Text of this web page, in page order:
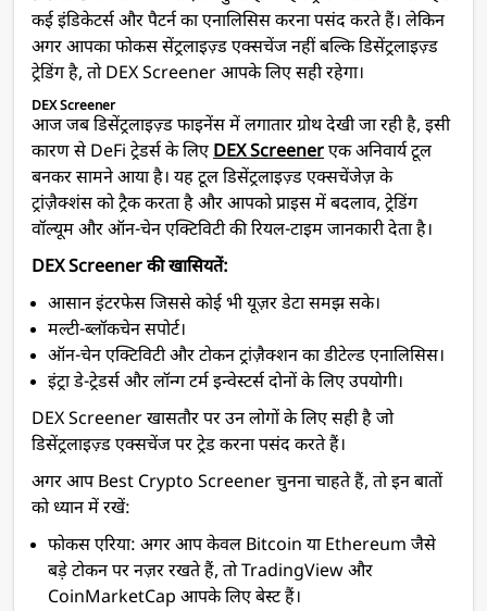
कई इंडिकेटर्स और पैटर्न का एनालिसिस करना पसंद करते हैं। लेकिन
अगर आपका फोकस सेंट्रलाइज़्ड एक्सचेंज नहीं बल्कि डिसेंट्रलाइज़्ड
ट्रेडिंग है, तो DEX Screener आपके लिए सही रहेगा।
DEX Screener
आज जब डिसेंट्रलाइज़्ड फाइनेंस में लगातार ग्रोथ देखी जा रही है, इसी
कारण से DeFi ट्रेडर्स के लिएDEX Screenerएक अनिवार्य टूल
बनकर सामने आया है। यह टूल डिसेंट्रलाइज़्ड एक्सचेंजेज़ के
ट्रांज़ैक्शंस को ट्रैक करता है और आपको प्राइस में बदलाव, ट्रेडिंग
वॉल्यूम और ऑन-चेन एक्टिविटी की रियल-टाइम जानकारी देता है।
DEX Screener की खासियतें:
आसान इंटरफेस जिससे कोई भी यूज़र डेटा समझ सके।
मल्टी-ब्लॉकचेन सपोर्ट।
ऑन-चेन एक्टिविटी और टोकन ट्रांज़ैक्शन का डीटेल्ड एनालिसिस।
इंट्रा डे-ट्रेडर्स और लॉन्ग टर्म इन्वेस्टर्स दोनों के लिए उपयोगी।
DEX Screener खासतौर पर उन लोगों के लिए सही है जो
डिसेंट्रलाइज़्ड एक्सचेंज पर ट्रेड करना पसंद करते हैं।
अगर आप Best Crypto Screener चुनना चाहते हैं, तो इन बातों
को ध्यान में रखें:
फोकस एरिया: अगर आप केवल Bitcoin या Ethereum जैसे
बड़े टोकन पर नज़र रखते हैं, तो TradingView और
CoinMarketCap आपके लिए बेस्ट हैं।